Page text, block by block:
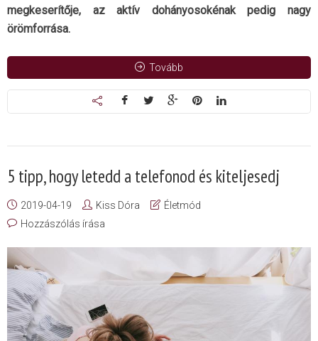
megkeserítője, az aktív dohányosokénak pedig nagy
örömforrása.
Tovább
5 tipp, hogy letedd a telefonod és kiteljesedj
2019-04-19 Kiss Dóra
Életmód
Hozzászólás írása